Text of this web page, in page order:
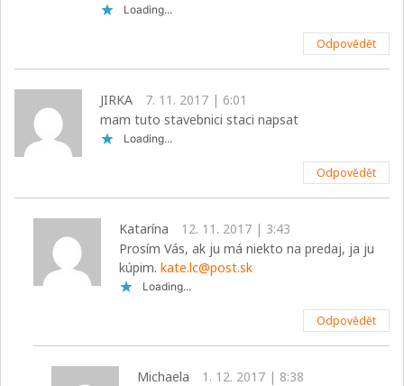
Loading...
Odpovědět
JIRKA
7. 11. 2017 | 6:01
mam tuto stavebnici staci napsat
Loading...
Odpovědět
Katarína
12. 11. 2017 | 3:43
Prosím Vás, ak ju má niekto na predaj, ja ju
kúpim. kate.lc@post.sk
Loading...
Odpovědět
Michaela
1. 12. 2017 | 8:38